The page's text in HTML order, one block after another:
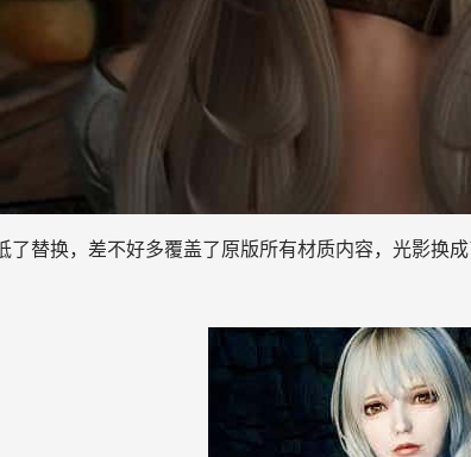
替换，差不好多覆盖了原版所有材质内容，光影换成